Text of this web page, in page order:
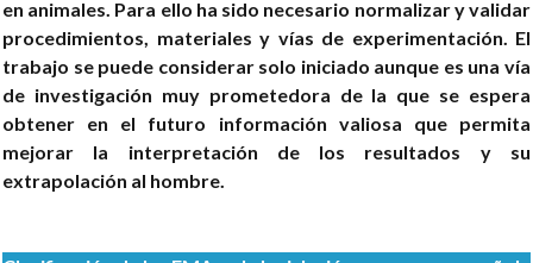
en animales. Para ello ha sido necesario normalizar y validar
procedimientos, materiales y vías de experimentación. El
trabajo se puede considerar solo iniciado aunque es una vía
de investigación muy prometedora de la que se espera
obtener en el futuro información valiosa que permita
mejorar la interpretación de los resultados y su
extrapolación al hombre.